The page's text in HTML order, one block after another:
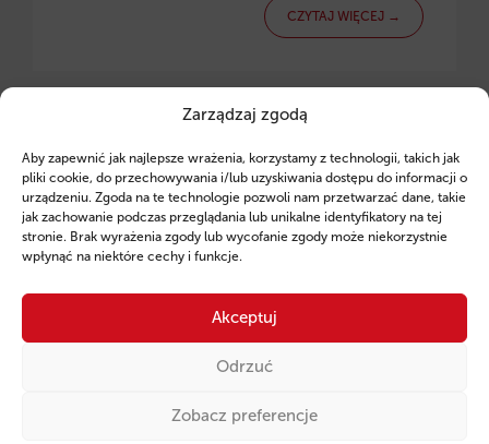
Zarządzaj zgodą
Aby zapewnić jak najlepsze wrażenia, korzystamy z technologii, takich jak
pliki cookie, do przechowywania i/lub uzyskiwania dostępu do informacji o
urządzeniu. Zgoda na te technologie pozwoli nam przetwarzać dane, takie
jak zachowanie podczas przeglądania lub unikalne identyfikatory na tej
stronie. Brak wyrażenia zgody lub wycofanie zgody może niekorzystnie
wpłynąć na niektóre cechy i funkcje.
Akceptuj
Odrzuć
Zobacz preferencje
CZYTAJ WIĘCEJ →
przedsiębiorców z regionu małopolskiego.
Pożyczki unijne dla małopolskich